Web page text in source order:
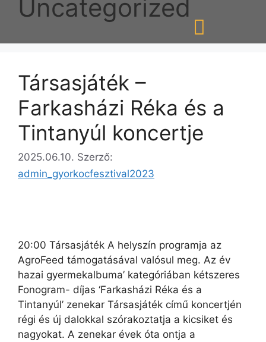
Uncategorized
Társasjáték –
Farkasházi Réka és a
Tintanyúl koncertje
2025.06.10. Szerző:
admin_gyorkocfesztival2023
20:00 Társasjáték A helyszín programja az
AgroFeed támogatásával valósul meg. Az év
hazai gyermekalbuma’ kategóriában kétszeres
Fonogram- díjas ‘Farkasházi Réka és a
Tintanyúl’ zenekar Társasjáték című koncertjén
régi és új dalokkal szórakoztatja a kicsiket és
nagyokat. A zenekar évek óta ontja a